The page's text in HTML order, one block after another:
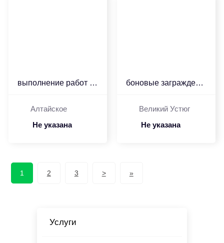
выполнение работ по рем...
Не указана
Алтайское
боновые заграждения пос...
Не указана
Великий Устюг
1 2 3 > »
Услуги